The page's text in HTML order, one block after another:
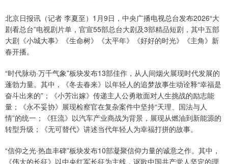
北京日报讯（记者 李夏至）1月9日，中央广播电视总台发布2026“大
剧看总台”电视剧片单，官宣55部总台大剧及3部精品短剧，其中五部
大剧《小城大事》《生命树》《太平年》《好好的时光》《主角》新
春开播。
“时代脉动·万千气象”板块发布13部佳作，从人间烟火展现时代发展的
蓬勃力量。其中，《冬去春来》以年轻人的追梦故事生动诠释“幸福是
奋斗出来的”；《小芳出嫁》传递主人公勇敢面对人生挑战的励志能
量；《永不妥协》展现检察官在复杂案件中坚持“天理、国法与人
情”的统一；《狂流》以汽车产业商战为背景，展现从燃油到新能源的
转型升级；《无可替代》讲述当代年轻人为幸福打拼的故事。
“信仰之光·热血丰碑”板块发布10部凝聚信仰力量的诚意之作。其中，
《伟大的长征》以中央红军长征为主线，讴歌中国共产党人坚定的理